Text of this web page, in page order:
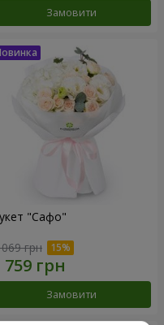
Замовити
"Сафо"
грн
Замовити